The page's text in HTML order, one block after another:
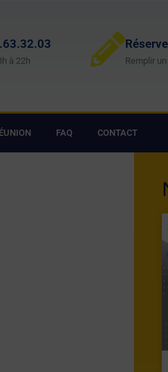
à 22h Remplir
FAQ CONTACT